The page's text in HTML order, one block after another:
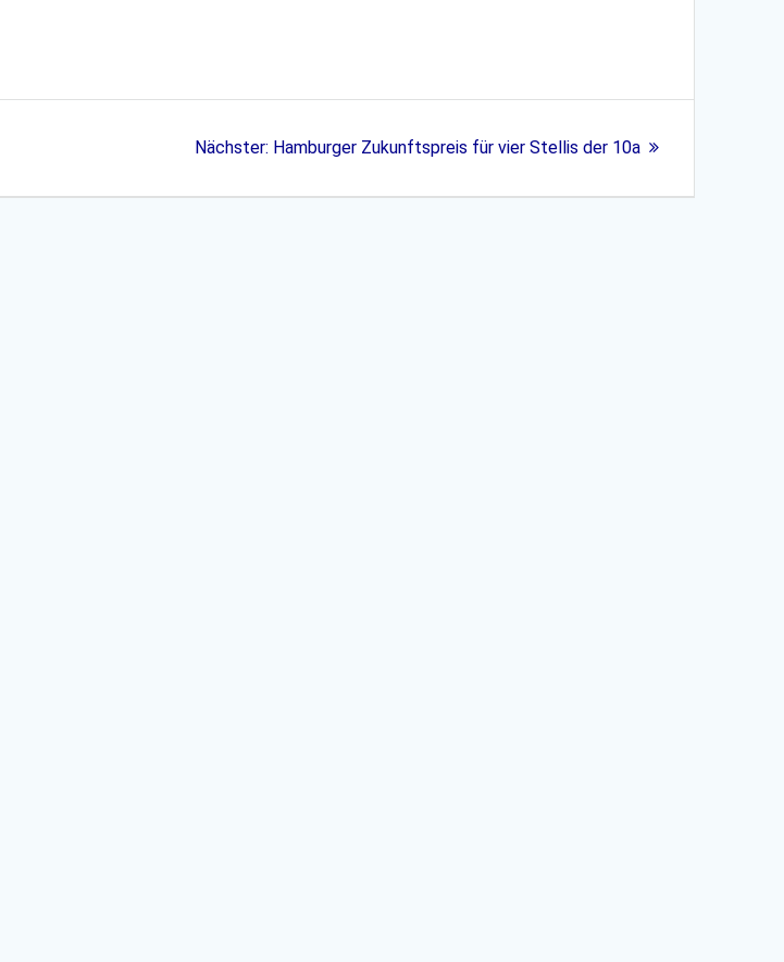
Nächster: Nächster
Hamburger Zukunftspreis für vier Stellis der 10a